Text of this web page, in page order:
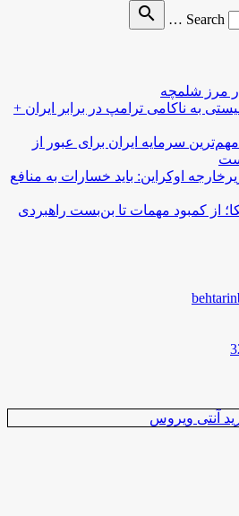
Search …
search
مرز شلمچه
به ناکامی ترامپ در برابر ایران +
سرمایه ایران برای عبور از
اوکراین: باید خسارات به منافع
از کمبود مهمات تا بن‌بست راهبردی
آنتی ویروس